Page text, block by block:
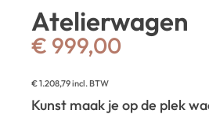
Atelierwagen
€ 999,00
€1.208,79incl. BTW
Kunst maak je op de plek